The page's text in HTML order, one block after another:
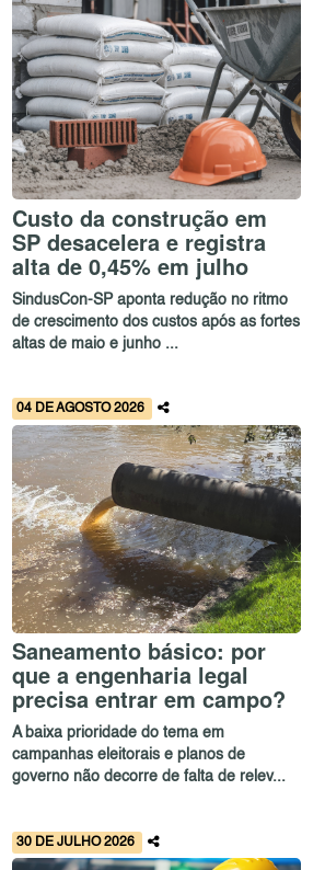
Custo da construção em
SP desacelera e registra
alta de 0,45% em julho
SindusCon-SP aponta redução no ritmo
de crescimento dos custos após as fortes
altas de maio e junho ...
04 DE AGOSTO 2026
Saneamento básico: por
que a engenharia legal
precisa entrar em campo?
A baixa prioridade do tema em
campanhas eleitorais e planos de
governo não decorre de falta de relev...
30 DE JULHO 2026